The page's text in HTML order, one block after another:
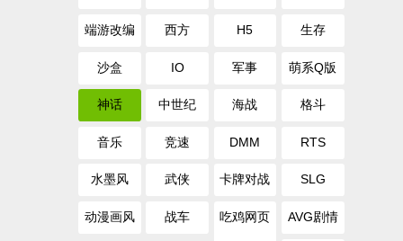
端游改编 西方 H5 生存
沙盒 IO 军事 萌系Q版
神话 中世纪 海战 格斗
音乐 竞速 DMM RTS
水墨风 武侠 卡牌对战 SLG
动漫画风 战车 吃鸡网页 AVG剧情